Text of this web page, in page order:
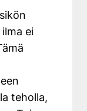
ei
teholla,